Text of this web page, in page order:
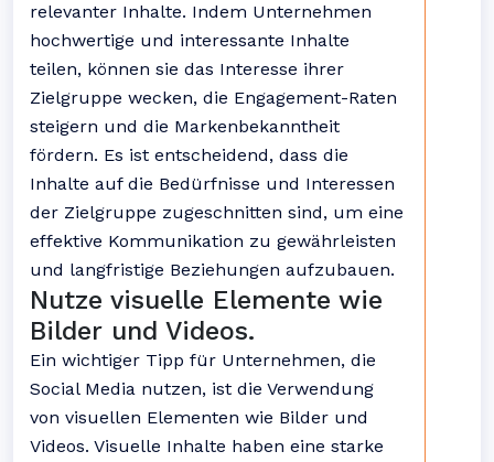
relevanter Inhalte. Indem Unternehmen
hochwertige und interessante Inhalte
teilen, können sie das Interesse ihrer
Zielgruppe wecken, die Engagement-Raten
steigern und die Markenbekanntheit
fördern. Es ist entscheidend, dass die
Inhalte auf die Bedürfnisse und Interessen
der Zielgruppe zugeschnitten sind, um eine
effektive Kommunikation zu gewährleisten
und langfristige Beziehungen aufzubauen.
Nutze visuelle Elemente wie
Bilder und Videos.
Ein wichtiger Tipp für Unternehmen, die
Social Media nutzen, ist die Verwendung
von visuellen Elementen wie Bilder und
Videos. Visuelle Inhalte haben eine starke